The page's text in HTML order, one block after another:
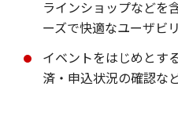
ラインショップなどを
ーズで快適なユーザビ
イベントをはじめとす
済・申込状況の確認な